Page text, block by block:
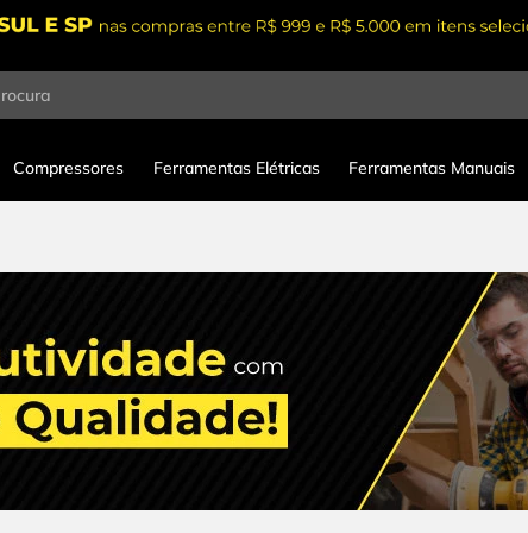
Compressores Ferramentas Elétricas Ferramentas Manuais